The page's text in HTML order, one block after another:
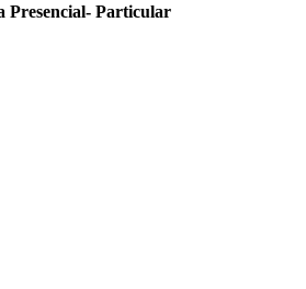
Presencial- Particular